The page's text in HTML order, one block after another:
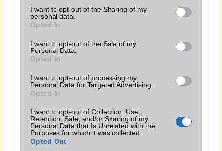
not limited to your visit or usage behaviour. You may click to
grant or deny consent to Google and its third-party tags to
use your data for below specified purposes in below Google
consent section.
I want to opt-out of the Sharing of my
personal data.
Opted In
I want to opt-out of the Sale of my
Personal Data.
Opted In
I want to opt-out of processing my
Personal Data for Targeted Advertising.
Opted In
I want to opt-out of Collection, Use,
Retention, Sale, and/or Sharing of my
Personal Data that Is Unrelated with the
Purposes for which it was collected.
Opted Out
beállítások fülön válassza a kapcsolat elemet"... na ilyen nincs...
ilyenkor mi van?:)
MrAfcBoy
2010-5-24 12:21:32
Sziasztok nem tom hogy milyen telefon én ilyet szeretnék majd
Süni79